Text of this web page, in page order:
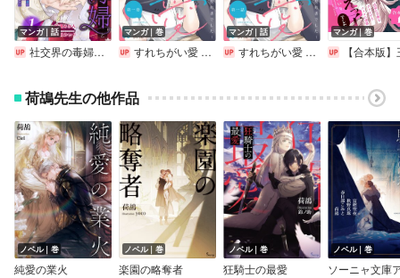
マンガ｜話
社交界の毒婦とよばれる私～素敵な辺境伯令息に腕を折られたので、責任とってもらいます～［ばら売り］
マンガ｜巻
すれちがい愛 ～結納の日に渡されたのは、一枚の契約書でした～
マンガ｜話
すれちがい愛 ～結納の日に渡されたのは、一枚の契約書でした～ 分冊版
マンガ｜巻
【合本版】王子様は淫魔の取り替えっ子でした 貞淑な令嬢をダメにするニョロの誘惑【描き
荷鴣先生の他作品
ノベル｜巻
純愛の業火
ノベル｜巻
楽園の略奪者
ノベル｜巻
狂騎士の最愛
ノベル｜巻